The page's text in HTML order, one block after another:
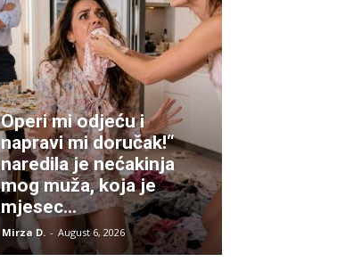
Operi mi odjeću i
napravi mi doručak!“
naredila je nećakinja
mog muža, koja je
mjesec...
Mirza D. - August 6, 2026